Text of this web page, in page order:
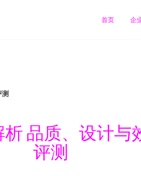
首页 企
品质、设计与
评测